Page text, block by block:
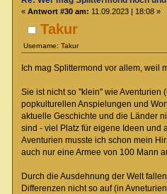
Takur
Username: Takur
« Antwort #30 am: 11.09.2023 | 18:08 »
Ich mag Splittermond vor allem, weil
Sie ist nicht so "klein" wie Aventurien
popkulturellen Anspielungen und
aktuelle Geschichte und die Länder
sind - viel Platz für eigene Ideen und
Aventurien musste ich schon mein
auch nur eine Armee von 100 Mann
Durch die Ausdehnung der Welt
Differenzen nicht so auf (in